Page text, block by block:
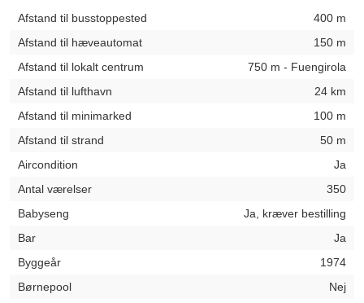
Afstand til busstoppested
400 m
Afstand til hæveautomat
150 m
Afstand til lokalt centrum
750 m - Fuengirola
Afstand til lufthavn
24 km
Afstand til minimarked
100 m
Afstand til strand
50 m
Aircondition
Ja
Antal værelser
350
Babyseng
Ja, kræver bestilling
Bar
Ja
Byggeår
1974
Børnepool
Nej